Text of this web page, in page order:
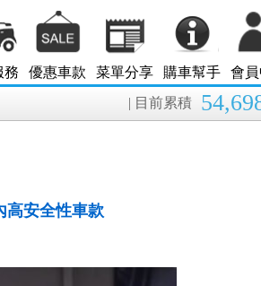
務 優惠車款 菜單分享 購車幫手 會
| 目前累積
高安全性車款